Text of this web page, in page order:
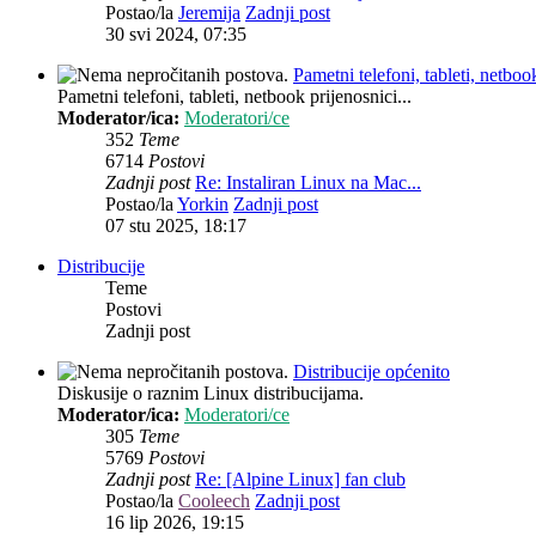
Postao/la Jeremija Zadnji post
30 svi 2024, 07:35
Pametni telefoni, tableti,
Pametni telefoni, tableti, netbook prijenosnici...
Moderator/ica: Moderatori/ce
352 Teme
6714 Postovi
Zadnji post Re: Instaliran Linux na Mac...
Postao/laYorkin Zadnji post
07 stu 2025, 18:17
Distribucije
Teme
Postovi
Zadnji post
Distribucije općenito
Diskusije o raznim Linux distribucijama.
Moderator/ica: Moderatori/ce
305 Teme
5769 Postovi
Zadnji post Re: [Alpine Linux] fan club
Postao/la Cooleech Zadnji post
16 lip 2026, 19:15